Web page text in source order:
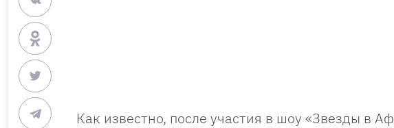
Как известно, после участия в шоу «Звезды в